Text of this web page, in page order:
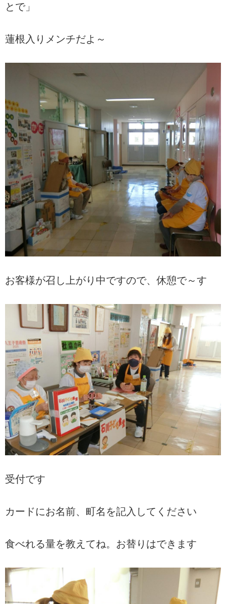
とで」
蓮根入りメンチだよ～
お客様が召し上がり中ですので、休憩で～す
受付です
カードにお名前、町名を記入してください
食べれる量を教えてね。お替りはできます